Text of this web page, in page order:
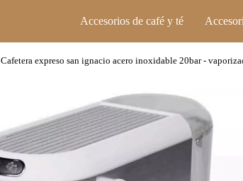
Accesorios de café y té
Cafetera expreso san ignacio acero inoxidable 20bar -